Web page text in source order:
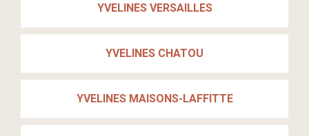
YVELINES VERSAILLES
YVELINES CHATOU
YVELINES MAISONS-LAFFITTE